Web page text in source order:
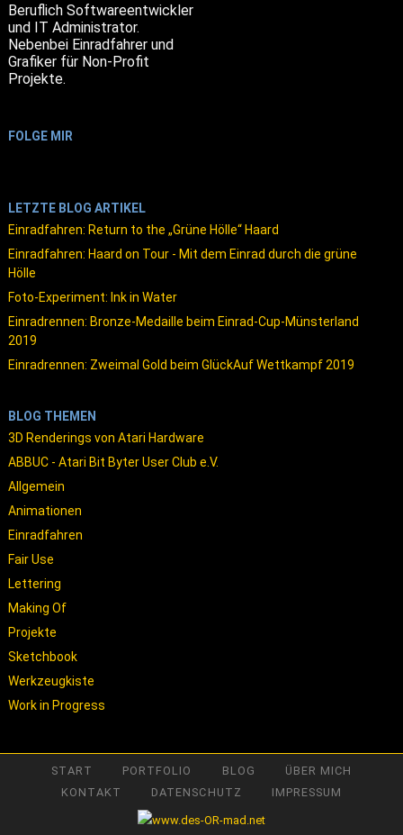
Beruflich Softwareentwickler
und IT Administrator.
Nebenbei Einradfahrer und
Grafiker für Non-Profit
Projekte.
FOLGE MIR
LETZTE BLOG ARTIKEL
Einradfahren: Return to the „Grüne Hölle“ Haard
Einradfahren: Haard on Tour - Mit dem Einrad durch die grüne
Hölle
Foto-Experiment: Ink in Water
Einradrennen: Bronze-Medaille beim Einrad-Cup-Münsterland
2019
Einradrennen: Zweimal Gold beim GlückAuf Wettkampf 2019
BLOG THEMEN
3D Renderings von Atari Hardware
ABBUC - Atari Bit Byter User Club e.V.
Allgemein
Animationen
Einradfahren
Fair Use
Lettering
Making Of
Projekte
Sketchbook
Werkzeugkiste
Work in Progress
START PORTFOLIO BLOG
ÜBER MICH
KONTAKT
DATENSCHUTZ IMPRESSUM